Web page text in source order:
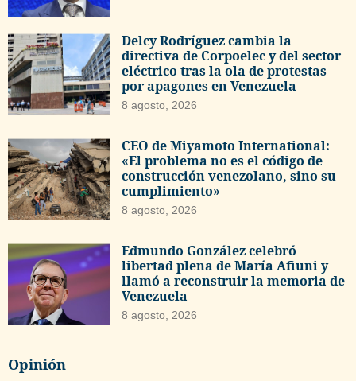
Delcy Rodríguez cambia la
directiva de Corpoelec y del sector
eléctrico tras la ola de protestas
por apagones en Venezuela
8 agosto, 2026
CEO de Miyamoto International:
«El problema no es el código de
construcción venezolano, sino su
cumplimiento»
8 agosto, 2026
Edmundo González celebró
libertad plena de María Afiuni y
llamó a reconstruir la memoria de
Venezuela
8 agosto, 2026
Opinión